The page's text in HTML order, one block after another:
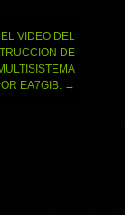
VIDEO DEL
DE
EA7GIB. →